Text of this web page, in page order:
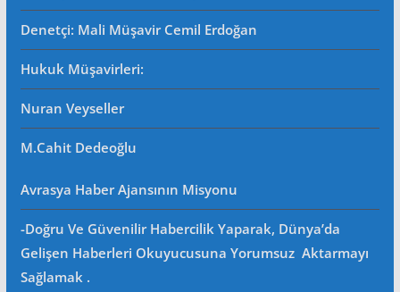
Denetçi: Mali Müşavir Cemil Erdoğan
Hukuk Müşavirleri:
Nuran Veyseller
M.Cahit Dedeoğlu
Avrasya Haber Ajansının Misyonu
-Doğru Ve Güvenilir Habercilik Yaparak, Dünya’da
Gelişen Haberleri Okuyucusuna Yorumsuz Aktarmayı
Sağlamak .